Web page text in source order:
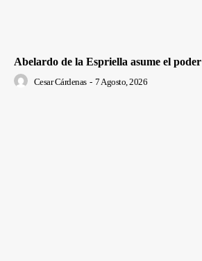
Abelardo de la Espriella asume el poder
Cesar Cárdenas - 7 Agosto, 2026